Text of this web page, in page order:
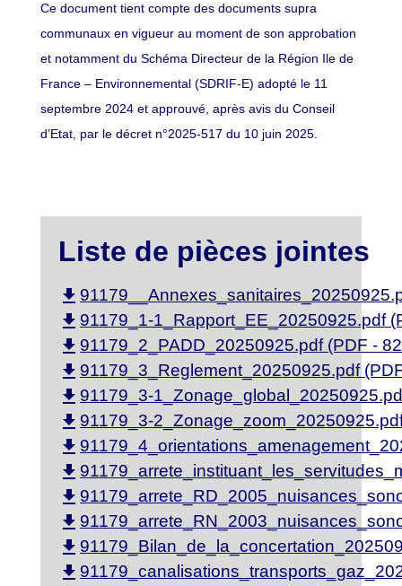
Ce document tient compte des documents supra
communaux en vigueur au moment de son approbation
et notamment du Schéma Directeur de la Région Ile de
France – Environnemental (SDRIF-E) adopté le 11
septembre 2024 et approuvé, après avis du Conseil
d’Etat, par le décret n°2025-517 du 10 juin 2025.
Liste de pièces jointes
file_download
file_download 91179_1-1_Rapport_EE_20250925.pdf
file_download 91179_2_PADD_20250925.pdf (PDF -
file_download 91179_3_Reglement_20250925.pdf
file_download 91179_3-
file_download 91179_3-
file_download
file_download
file_download
file_download
file_download
file_download